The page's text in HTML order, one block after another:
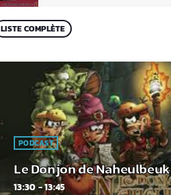
LISTE COMPLÈTE
PODCAST
Le Donjon de Naheulbeuk
13:30 - 13:45